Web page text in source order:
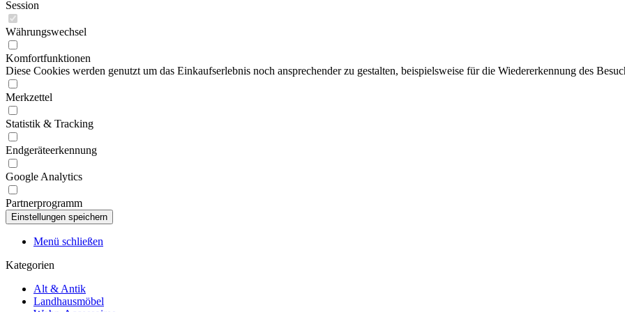
Session
Währungswechsel
Komfortfunktionen
Diese Cookies werden genutzt um das Einkaufserlebnis noch ansprechender zu gestalten, beispielsweise für die Wiedererkennung des
Merkzettel
Statistik & Tracking
Endgeräteerkennung
Google Analytics
Partnerprogramm
Menü schließen
Kategorien
Alt & Antik
Landhausmöbel